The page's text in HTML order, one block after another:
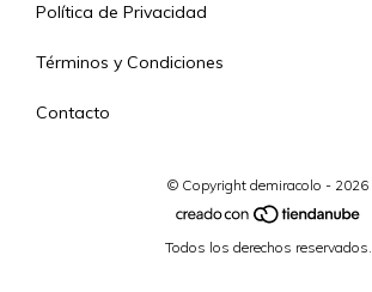
Política de Privacidad
Términos y Condiciones
Contacto
© Copyright demiracolo - 2026
Todos los derechos reservados.